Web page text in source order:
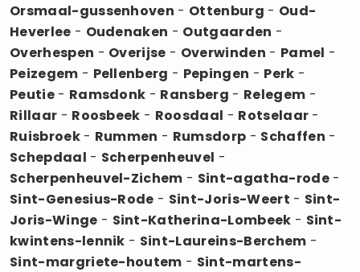
Orsmaal-gussenhoven - Ottenburg - Oud-
Heverlee - Oudenaken - Outgaarden -
Overhespen - Overijse - Overwinden - Pamel -
Peizegem - Pellenberg - Pepingen - Perk -
Peutie- Ramsdonk - Ransberg - Relegem -
Rillaar - Roosbeek - Roosdaal - Rotselaar -
Ruisbroek- Rummen - Rumsdorp - Schaffen -
Schepdaal - Scherpenheuvel -
Scherpenheuvel-Zichem - Sint-agatha-rode-
Sint-Genesius-Rode - Sint-Joris-Weert - Sint-
Joris-Winge - Sint-Katherina-Lombeek - Sint-
kwintens-lennik - Sint-Laureins-Berchem -
Sint-margriete-houtem - Sint-martens-